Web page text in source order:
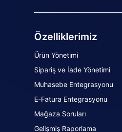
Özelliklerimiz
Ürün Yönetimi
Sipariş ve İade Yönetimi
Muhasebe Entegrasyonu
E-Fatura Entegrasyonu
Mağaza Soruları
Gelişmiş Raporlama